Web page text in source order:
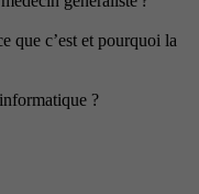
que c’est et pourquoi la
?